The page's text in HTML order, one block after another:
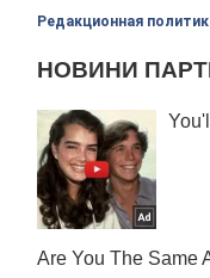
Редакционная